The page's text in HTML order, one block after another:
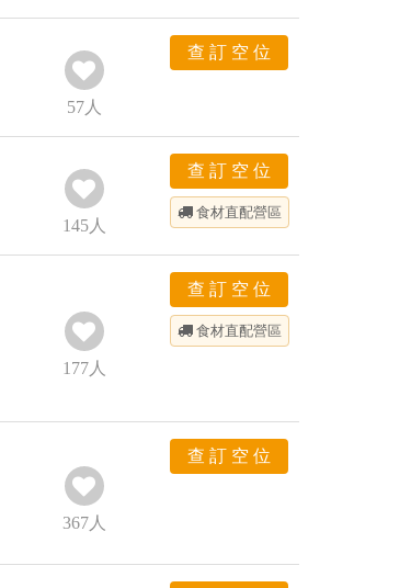
57人
查 訂 空 位
145人
查 訂 空 位
食材直配營區
177人
查 訂 空 位
食材直配營區
367人
查 訂 空 位